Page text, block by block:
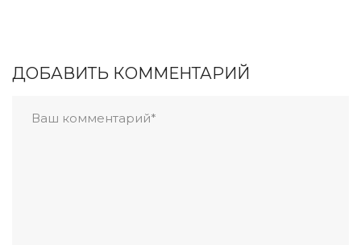
ДОБАВИТЬ КОММЕНТАРИЙ